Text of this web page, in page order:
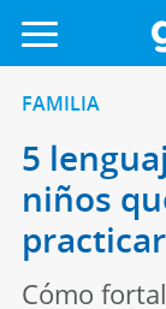
FAMILIA
5
niños
practicar
Cómo